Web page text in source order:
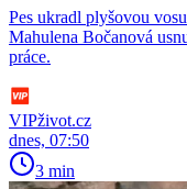
Pes ukradl plyšovou
Mahulena Bočanová
práce.
VIPživot.cz
dnes, 07:50
3 min